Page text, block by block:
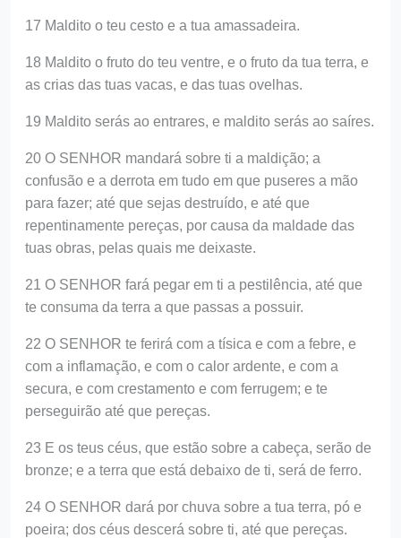
17 Maldito o teu cesto e a tua amassadeira.
18 Maldito o fruto do teu ventre, e o fruto da tua terra, e
as crias das tuas vacas, e das tuas ovelhas.
19 Maldito serás ao entrares, e maldito serás ao saíres.
20 O SENHOR mandará sobre ti a maldição; a
confusão e a derrota em tudo em que puseres a mão
para fazer; até que sejas destruído, e até que
repentinamente pereças, por causa da maldade das
tuas obras, pelas quais me deixaste.
21 O SENHOR fará pegar em ti a pestilência, até que
te consuma da terra a que passas a possuir.
22 O SENHOR te ferirá com a tísica e com a febre, e
com a inflamação, e com o calor ardente, e com a
secura, e com crestamento e com ferrugem; e te
perseguirão até que pereças.
23 E os teus céus, que estão sobre a cabeça, serão de
bronze; e a terra que está debaixo de ti, será de ferro.
24 O SENHOR dará por chuva sobre a tua terra, pó e
poeira; dos céus descerá sobre ti, até que pereças.